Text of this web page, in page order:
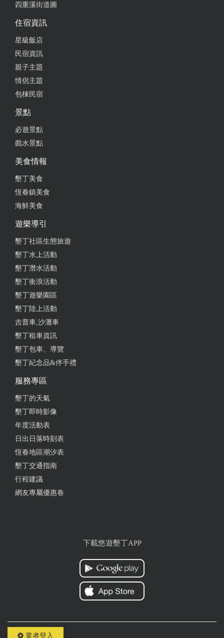
老闆娘超好又很熱心，連住兩晚，民宿風格異國風
情，對面是沙灘，鬧中取靜，真的是CP值高的民宿。
老闆娘超好又很熱心，連住兩晚，民宿風格異國風
老闆娘很親切，離墾丁大街超近～ 前面過馬路就是海
灘，超方便！ 我們住4人房，房間超大，還有小客廳
間夠大如果住到6人完全沒有問題
無菸室， 價位適中， 離大街也近， 五星推薦，
好！！！！ 2019.09
房間很乾淨
這兒環境舒適！ 有種遠離城市人群的休閒感！ 距離
墾丁大街驅車也不遠～ 老闆娘⋯⋯溫和有禮！ 老
聊之下都可以得到了解☺️☺️
2019-04-25 16:27:19
可以坐著看海，走出去就是7-11，然後離帆船石沙灘
很近，玩完可以直接回房沖洗！房間乾淨明亮！
四重溪街道圖
住宿資訊
星級飯店
民宿資訊
親子主題
情侶主題
包棟民宿
景點
必遊景點
戲水景點
美食情報
墾丁美食
恆春鎮美食
海鮮美食
遊樂導引
墾丁社區生態旅遊
墾丁水上活動
墾丁潛水活動
墾丁衝浪活動
墾丁遊樂園區
墾丁陸上活動
吉普車,沙灘車
墾丁租車資訊
墾丁包車、導覽
墾丁紀念品&伴手禮
服務專區
墾丁的天氣
墾丁即時影像
年度活動表
日出日落時刻表
恆春地區潮汐表
墾丁交通指南
行程建議
網友專屬優惠卷
下載悠遊墾丁APP
業者登入